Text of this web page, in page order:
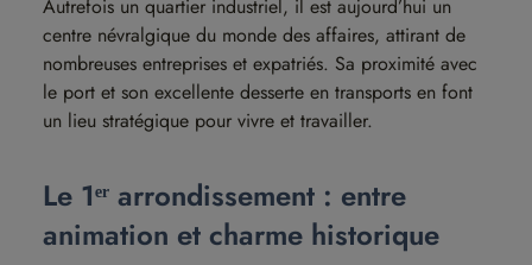
Autrefois un quartier industriel, il est aujourd’hui un
centre névralgique du monde des affaires, attirant de
nombreuses entreprises et expatriés. Sa proximité avec
le port et son excellente desserte en transports en font
un lieu stratégique pour vivre et travailler.
Le 1ᵉʳ arrondissement : entre
animation et charme historique